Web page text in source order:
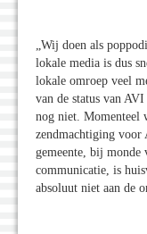
„Wij doen als
lokale media is dus
lokale omroep veel
van de status van
nog niet. Momenteel
zendmachtiging voor
gemeente, bij monde
communicatie, is
absoluut niet aan de